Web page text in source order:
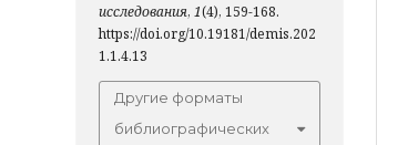
исследования, 1(4), 159-168.
https://doi.org/10.19181/demis.202
1.1.4.13
Другие форматы
библиографических